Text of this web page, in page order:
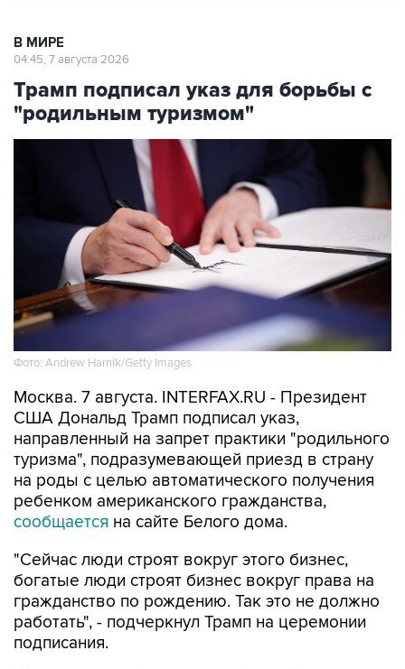
В МИРЕ
04:45, 7 августа 2026
Трамп подписал указ для борьбы с
"родильным туризмом"
Фото: Andrew Harnik/Getty Images
Москва. 7 августа. INTERFAX.RU - Президент
США Дональд Трамп подписал указ,
направленный на запрет практики "родильного
туризма", подразумевающей приезд в страну
на роды с целью автоматического получения
ребенком американского гражданства,
сообщается на сайте Белого дома.
"Сейчас люди строят вокруг этого бизнес,
богатые люди строят бизнес вокруг права на
гражданство по рождению. Так это не должно
работать", - подчеркнул Трамп на церемонии
подписания.